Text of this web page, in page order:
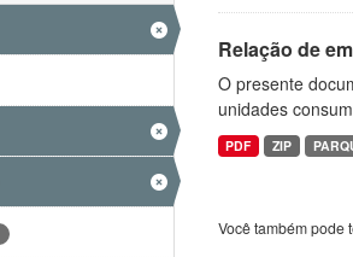
Relação de
O presente
unidades
PDF ZIP
Você também pode